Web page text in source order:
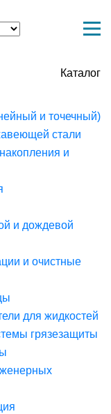
Каталог
и точечный)
стали
и
и дождевой
и очистные
для жидкостей
грязезащиты